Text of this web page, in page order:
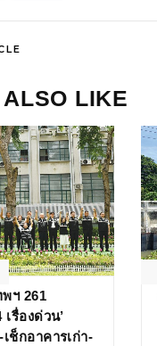
LIKE
ฯ 261
รื่องด่วน’
ช็กอาคารเก่า-